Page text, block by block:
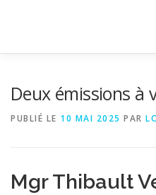
CONTACT
Deux émissions à
PUBLIÉ LE 10 MAI 2025 PAR
Mgr Thibault